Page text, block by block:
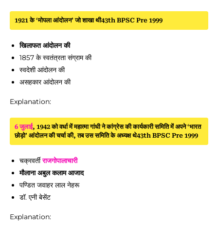
1921 के ‘मोपला आंदोलन’ जो शाखा थी43th BPSC Pre 1999
खिलाफत आंदोलन की
1857 के स्वतंत्रता संग्राम की
स्वदेशी आंदोलन की
असहकार आंदोलन की
Explanation:
6 जुलाई, 1942 को वर्धा में महात्मा गांधी ने कांग्रेस की कार्यकारी समिति में अपने ‘भारत
छोड़ो’ आंदोलन की चर्चा की, तब उस समिति के अध्यक्ष थे43th BPSC Pre 1999
चक्रवर्तीराजगोपालाचारी
मौलाना अबुल कलाम आजाद
पण्डित जवाहर लाल नेहरू
डॉ. एनी बेसेंट
Explanation: